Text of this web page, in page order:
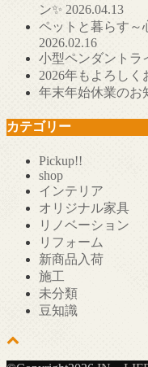
ン✨ 2026.04.13
ペットと暮らす～
2026.02.16
小型ペンダントラ
2026年もよろしく
年末年始休業のお
カテゴリー
Pickup!!
shop
インテリア
オリジナル家具
リノベーション
リフォーム
新商品入荷
施工
未分類
豆知識